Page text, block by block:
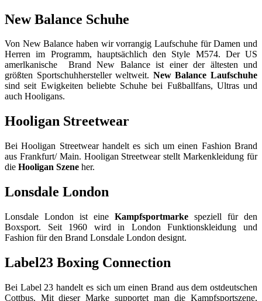
New Balance Schuhe
Von New Balance haben wir vorrangig Laufschuhe für Damen und
Herren im Programm, hauptsächlich den Style M574. Der US
amerlkanische Brand New Balance ist einer der ältesten und
größten Sportschuhhersteller weltweit. New Balance Laufschuhe
sind seit Ewigkeiten beliebte Schuhe bei Fußballfans, Ultras und
auch Hooligans.
Hooligan Streetwear
Bei Hooligan Streetwear handelt es sich um einen Fashion Brand
aus Frankfurt/ Main. Hooligan Streetwear stellt Markenkleidung für
die Hooligan Szene her.
Lonsdale London
Lonsdale London ist eine Kampfsportmarke speziell für den
Boxsport. Seit 1960 wird in London Funktionskleidung und
Fashion für den Brand Lonsdale London designt.
Label23 Boxing Connection
Bei Label 23 handelt es sich um einen Brand aus dem ostdeutschen
Cottbus. Mit dieser Marke supportet man die Kampfsportszene,